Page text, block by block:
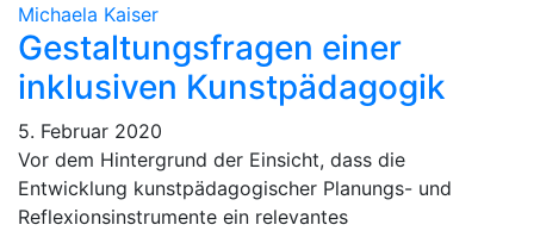
Michaela Kaiser
Gestaltungsfragen einer
inklusiven Kunstpädagogik
5. Februar 2020
Vor dem Hintergrund der Einsicht, dass die
Entwicklung kunstpädagogischer Planungs- und
Reflexionsinstrumente ein relevantes